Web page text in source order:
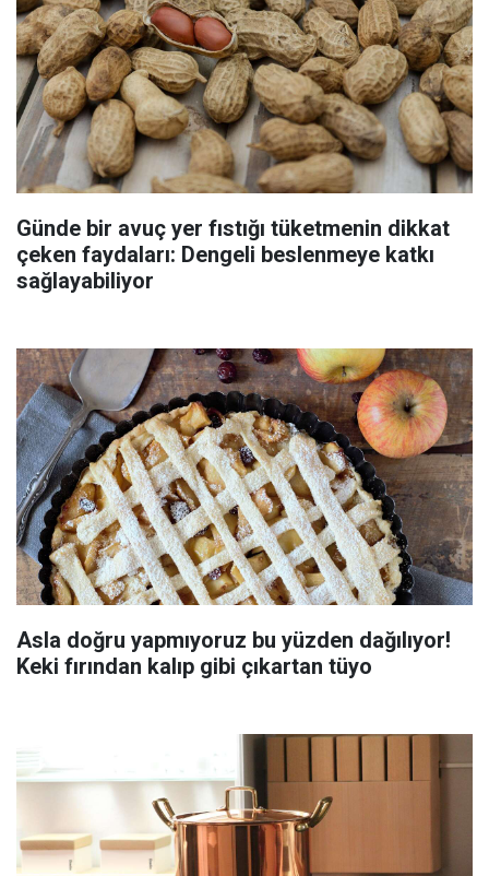
Günde bir avuç yer fıstığı tüketmenin dikkat
çeken faydaları: Dengeli beslenmeye katkı
sağlayabiliyor
Asla doğru yapmıyoruz bu yüzden dağılıyor!
Keki fırından kalıp gibi çıkartan tüyo